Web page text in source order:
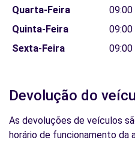
Quarta-Feira
09:00
Quinta-Feira
09:00
Sexta-Feira
09:00
Devolução do
As devoluções de veículos
horário de funcionamento da